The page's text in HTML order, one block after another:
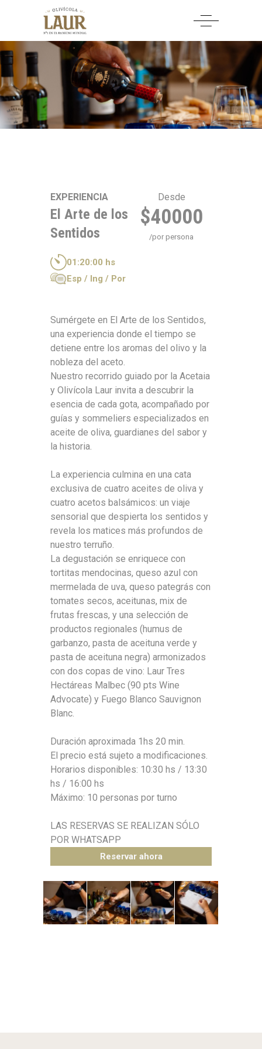
EXPERIENCIA
El Arte de los
Sentidos
01:20:00 hs
Esp / Ing / Por
Desde
$40000
/por persona
Sumérgete en El Arte de los Sentidos,
una experiencia donde el tiempo se
detiene entre los aromas del olivo y la
nobleza del aceto.
Nuestro recorrido guiado por la Acetaia
y Olivícola Laur invita a descubrir la
esencia de cada gota, acompañado por
guías y sommeliers especializados en
aceite de oliva, guardianes del sabor y
la historia.
La experiencia culmina en una cata
exclusiva de cuatro aceites de oliva y
cuatro acetos balsámicos: un viaje
sensorial que despierta los sentidos y
revela los matices más profundos de
nuestro terruño.
La degustación se enriquece con
tortitas mendocinas, queso azul con
mermelada de uva, queso pategrás con
tomates secos, aceitunas, mix de
frutas frescas, y una selección de
productos regionales (humus de
garbanzo, pasta de aceituna verde y
pasta de aceituna negra) armonizados
con dos copas de vino: Laur Tres
Hectáreas Malbec (90 pts Wine
Advocate) y Fuego Blanco Sauvignon
Blanc.
Duración aproximada 1hs 20 min.
El precio está sujeto a modificaciones.
Horarios disponibles: 10:30 hs / 13:30
hs / 16:00 hs
Máximo: 10 personas por turno
LAS RESERVAS SE REALIZAN SÓLO
POR WHATSAPP
Reservar ahora